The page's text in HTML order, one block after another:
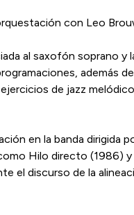
con Leo
al saxofón soprano y
además
de jazz
en la banda dirigi­da
Hilo directo (1986)
el discurso de la